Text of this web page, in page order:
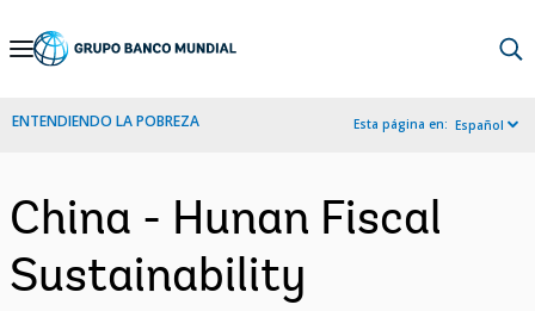
Skip
Navigation
ENTENDIENDO LA POBREZA Esta página en: Español
China - Hunan Fiscal
Sustainability